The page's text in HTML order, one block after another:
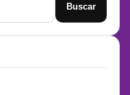
Buscar